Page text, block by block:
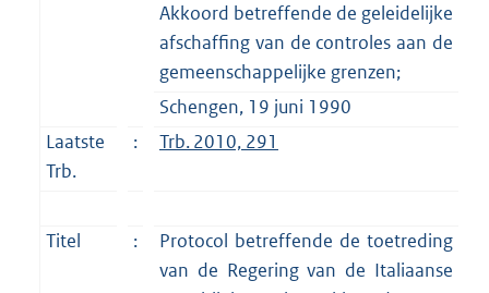
Akkoord betreffende de geleidelijke
afschaffing van de controles aan de
gemeenschappelijke grenzen;
Schengen, 19 juni 1990
Laatste
Trb.
: Trb. 2010, 291
Titel :
Protocol betreffende de toetreding
van de Regering van de Italiaanse